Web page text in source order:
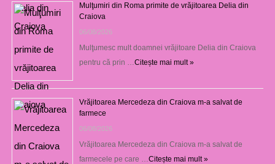
Mulţumiri din Roma primite de vrăjitoarea Delia din
Craiova
06/08/2026
Mulţumesc mult doamnei vrăjitoare Delia din Craiova
pentru că prin … Citește mai mult »
Vrăjitoarea Mercedeza din Craiova m-a salvat de
farmece
06/08/2026
Vrăjitoarea Mercedeza din Craiova m-a salvat de
farmecele pe care … Citește mai mult »